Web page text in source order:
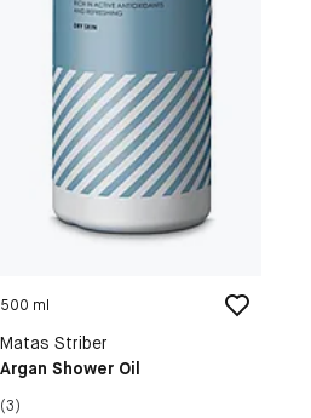
500 ml
Matas Striber
Argan Shower Oil
(3)